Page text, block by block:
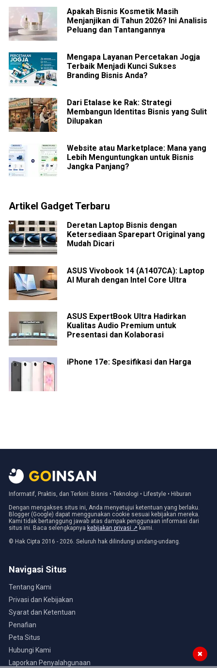
Apakah Bisnis Kosmetik Masih
Menjanjikan di Tahun 2026? Ini Analisis
Peluang dan Tantangannya
Mengapa Layanan Percetakan Jogja
Terbaik Menjadi Kunci Sukses
Branding Bisnis Anda?
Dari Etalase ke Rak: Strategi
Membangun Identitas Bisnis yang Sulit
Dilupakan
Website atau Marketplace: Mana yang
Lebih Menguntungkan untuk Bisnis
Jangka Panjang?
Artikel Gadget Terbaru
Deretan Laptop Bisnis dengan
Ketersediaan Sparepart Original yang
Mudah Dicari
ASUS Vivobook 14 (A1407CA): Laptop
AI Murah dengan Intel Core Ultra
ASUS ExpertBook Ultra Hadirkan
Kualitas Audio Premium untuk
Presentasi dan Kolaborasi
iPhone 17e: Spesifikasi dan Harga
Informatif, Praktis, dan Terkini: Bisnis • Teknologi • Lifestyle • Hiburan
Dengan mengakses situs ini, Anda menyetujui ketentuan yang berlaku.
Blogger (Google) dapat menggunakan cookie sesuai kebijakan mereka.
Kami tidak bertanggung jawab atas dampak penggunaan informasi dari
situs ini. Baca selengkapnya kebijakan privasi ↗ kami.
© Hak Cipta 2016 - 2026. Seluruh hak dilindungi undang-undang.
Navigasi Situs
Tentang Kami
Privasi dan Kebijakan
Syarat dan Ketentuan
Penafian
Peta Situs
Hubungi Kami
Laporkan Penyalahgunaan
✖